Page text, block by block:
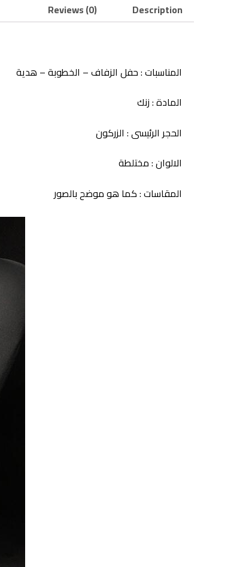
Description
Reviews (0)
المناسبات : حفل الزفاف – الخطوبة – هدية
المادة : زنك
الحجر الرئيسى : الزركون
الالوان : مختلطة
المقاسات : كما هو موضح بالصور